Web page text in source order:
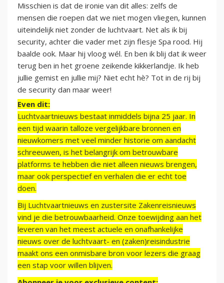
Misschien is dat de ironie van dit alles: zelfs de
mensen die roepen dat we niet mogen vliegen, kunnen
uiteindelijk niet zonder de luchtvaart. Net als ik bij
security, achter die vader met zijn flesje Spa rood. Hij
baalde ook. Maar hij vloog wél. En ben ik blij dat ik weer
terug ben in het groene zeikende kikkerlandje. Ik heb
jullie gemist en jullie mij? Niet echt hè? Tot in de rij bij
de security dan maar weer!
Even dit:
Luchtvaartnieuws bestaat inmiddels bijna 25 jaar. In
een tijd waarin talloze vergelijkbare bronnen en
nieuwkomers met veel minder historie om aandacht
schreeuwen, is het belangrijk om betrouwbare
platforms te hebben die niet alleen nieuws brengen,
maar ook perspectief en verhalen die er echt toe
doen.
Bij Luchtvaartnieuws en zustersite Zakenreisnieuws
vind je die betrouwbaarheid. Onze toewijding aan het
leveren van het meest actuele en onafhankelijke
nieuws over de luchtvaart- en (zaken)reisindustrie
maakt ons een onmisbare bron voor lezers die graag
een stap voor willen blijven.